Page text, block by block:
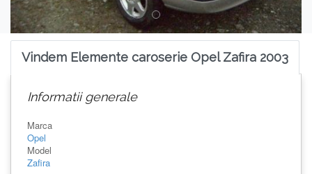
Vindem Elemente caroserie Opel Zafira 2003
Informatii generale
Marca
Opel
Model
Zafira